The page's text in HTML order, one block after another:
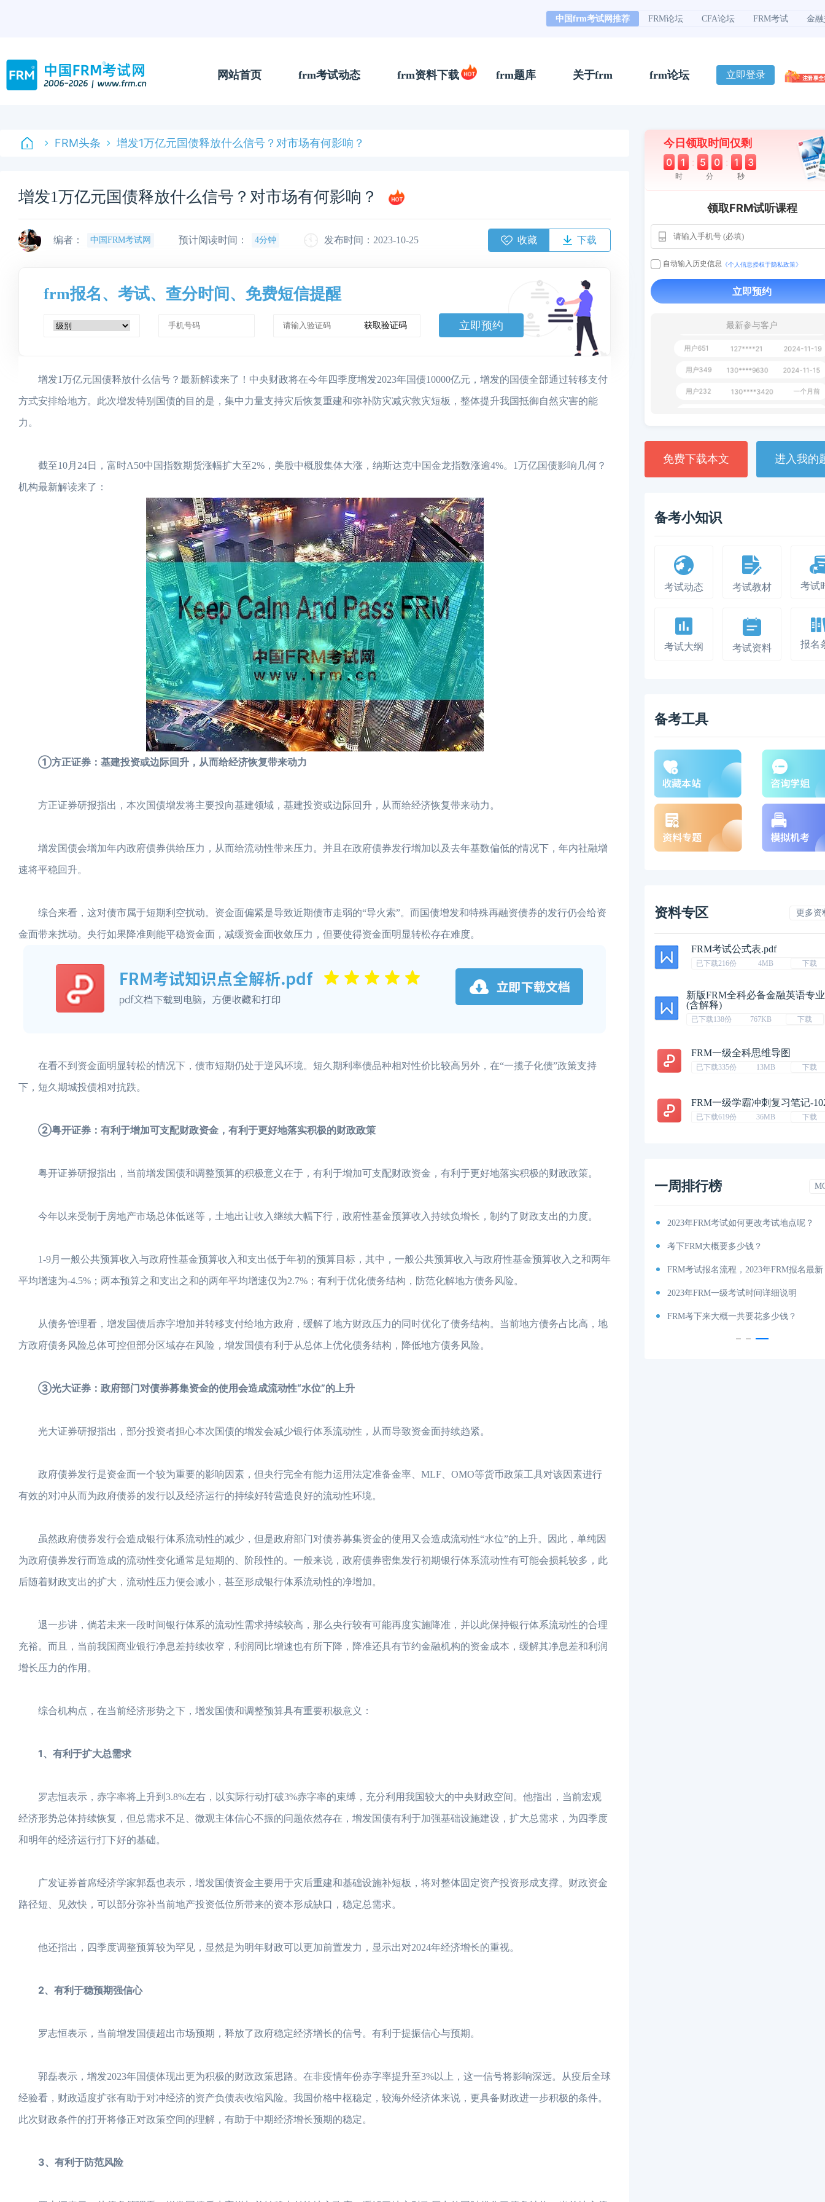
中国frm考试网推荐 FRM论坛 CFA论坛 FRM考试 金
网站首页 frm考试动态 frm资料下载 frm题库 关于frm frm论坛 立即登录
FRM头条 增发1万亿元国债释放什么信号？对市场有何影响？
增发1万亿元国债释放什么信号？对市场有何影响？
编者： 中国FRM考试网 预计阅读时间： 4分钟 发布时间：2023-10-25 收藏 下载
frm报名、考试、查分时间、免费短信提醒
获取验证码 立即预约
增发1万亿元国债释放什么信号？最新解读来了！中央财政将在今年四季度增发2023年国债10000亿元，增发的国债全部通过转移支付
方式安排给地方。此次增发特别国债的目的是，集中力量支持灾后恢复重建和弥补防灾减灾救灾短板，整体提升我国抵御自然灾害的能
力。
截至10月24日，富时A50中国指数期货涨幅扩大至2%，美股中概股集体大涨，纳斯达克中国金龙指数涨逾4%。1万亿国债影响几何？
机构最新解读来了：
①方正证券：基建投资或边际回升，从而给经济恢复带来动力
方正证券研报指出，本次国债增发将主要投向基建领域，基建投资或边际回升，从而给经济恢复带来动力。
增发国债会增加年内政府债券供给压力，从而给流动性带来压力。并且在政府债券发行增加以及去年基数偏低的情况下，年内社融增
速将平稳回升。
综合来看，这对债市属于短期利空扰动。资金面偏紧是导致近期债市走弱的“导火索”。而国债增发和特殊再融资债券的发行仍会给资
金面带来扰动。央行如果降准则能平稳资金面，减缓资金面收敛压力，但要使得资金面明显转松存在难度。
在看不到资金面明显转松的情况下，债市短期仍处于逆风环境。短久期利率债品种相对性价比较高另外，在“一揽子化债”政策支持
下，短久期城投债相对抗跌。
②粤开证券：有利于增加可支配财政资金，有利于更好地落实积极的财政政策
粤开证券研报指出，当前增发国债和调整预算的积极意义在于，有利于增加可支配财政资金，有利于更好地落实积极的财政政策。
今年以来受制于房地产市场总体低迷等，土地出让收入继续大幅下行，政府性基金预算收入持续负增长，制约了财政支出的力度。
1-9月一般公共预算收入与政府性基金预算收入和支出低于年初的预算目标，其中，一般公共预算收入与政府性基金预算收入之和两年
平均增速为-4.5%；两本预算之和支出之和的两年平均增速仅为2.7%；有利于优化债务结构，防范化解地方债务风险。
从债务管理看，增发国债后赤字增加并转移支付给地方政府，缓解了地方财政压力的同时优化了债务结构。当前地方债务占比高，地
方政府债务风险总体可控但部分区域存在风险，增发国债有利于从总体上优化债务结构，降低地方债务风险。
③光大证券：政府部门对债券募集资金的使用会造成流动性“水位”的上升
光大证券研报指出，部分投资者担心本次国债的增发会减少银行体系流动性，从而导致资金面持续趋紧。
政府债券发行是资金面一个较为重要的影响因素，但央行完全有能力运用法定准备金率、MLF、OMO等货币政策工具对该因素进行
有效的对冲从而为政府债券的发行以及经济运行的持续好转营造良好的流动性环境。
虽然政府债券发行会造成银行体系流动性的减少，但是政府部门对债券募集资金的使用又会造成流动性“水位”的上升。因此，单纯因
为政府债券发行而造成的流动性变化通常是短期的、阶段性的。一般来说，政府债券密集发行初期银行体系流动性有可能会损耗较多，此
后随着财政支出的扩大，流动性压力便会减小，甚至形成银行体系流动性的净增加。
退一步讲，倘若未来一段时间银行体系的流动性需求持续较高，那么央行较有可能再度实施降准，并以此保持银行体系流动性的合理
充裕。而且，当前我国商业银行净息差持续收窄，利润同比增速也有所下降，降准还具有节约金融机构的资金成本，缓解其净息差和利润
增长压力的作用。
综合机构点，在当前经济形势之下，增发国债和调整预算具有重要积极意义：
1、有利于扩大总需求
罗志恒表示，赤字率将上升到3.8%左右，以实际行动打破3%赤字率的束缚，充分利用我国较大的中央财政空间。他指出，当前宏观
经济形势总体持续恢复，但总需求不足、微观主体信心不振的问题依然存在，增发国债有利于加强基础设施建设，扩大总需求，为四季度
和明年的经济运行打下好的基础。
广发证券首席经济学家郭磊也表示，增发国债资金主要用于灾后重建和基础设施补短板，将对整体固定资产投资形成支撑。财政资金
路径短、见效快，可以部分弥补当前地产投资低位所带来的资本形成缺口，稳定总需求。
他还指出，四季度调整预算较为罕见，显然是为明年财政可以更加前置发力，显示出对2024年经济增长的重视。
2、有利于稳预期强信心
罗志恒表示，当前增发国债超出市场预期，释放了政府稳定经济增长的信号。有利于提振信心与预期。
郭磊表示，增发2023年国债体现出更为积极的财政政策思路。在非疫情年份赤字率提升至3%以上，这一信号将影响深远。从疫后全球
经验看，财政适度扩张有助于对冲经济的资产负债表收缩风险。我国价格中枢稳定，较海外经济体来说，更具备财政进一步积极的条件。
此次财政条件的打开将修正对政策空间的理解，有助于中期经济增长预期的稳定。
3、有利于防范风险
今日领取时间仅剩
0 1 : 5 0 : 1 2
时 分 秒
领取FRM试听课程
自动输入历史信息 《个人信息授权于隐私政策》
立即预约
最新参与客户
112****290
130****8017
免费下载本文 进入我的
备考小知识
考试动态 考试教材 考试
考试大纲 考试资料 报名
备考工具
资料专区 更多资
FRM考试公式表.pdf
已下载216份 4MB 下载
新版FRM全科必备金融英语专
(含解释)
已下载138份 767KB 下载
FRM一级全科思维导图
已下载335份 13MB 下载
FRM一级学霸冲刺复习笔记-
已下载619份 36MB 下载
一周排行榜
2023年FRM考试安排汇总篇
2023年FRM考试科目及考试内容介绍！
重磅！2023年FRM考纲出炉！
2023年FRM考试内容、科目以及考试大纲分享！
2023年FRM考试如何更改考试地点呢？
考下FRM大概要多少钱？
FRM考试报名流程，2023年FRM报名最新
2023年FRM一级考试时间详细说明
FRM考下来大概一共要花多少钱？